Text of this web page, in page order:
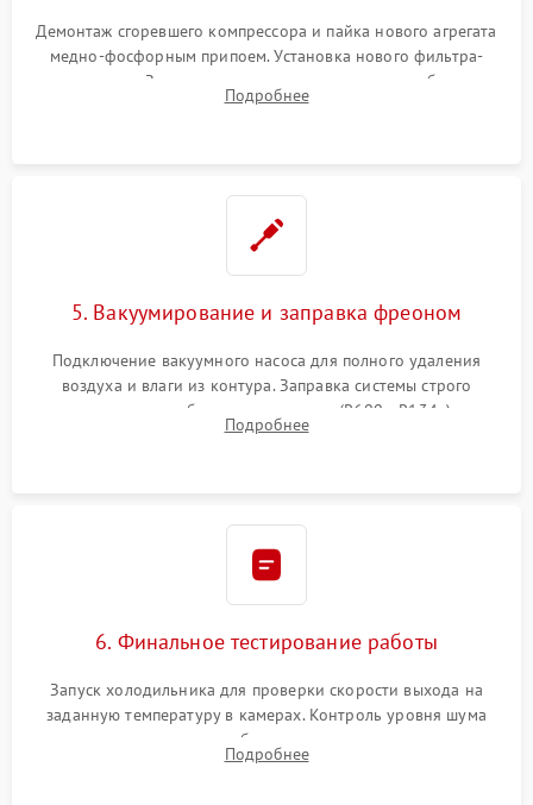
Демонтаж сгоревшего компрессора и пайка нового агрегата
медно-фосфорным припоем. Установка нового фильтра-
осушителя. Замена изношенных вентиляторов обдува,
сломанных заслонок или поврежденных дверных петель.
Подробнее
5. Вакуумирование и заправка фреоном
Подключение вакуумного насоса для полного удаления
воздуха и влаги из контура. Заправка системы строго
дозированным объемом хладагента (R600a, R134a) по
электронным весам. Контроль рабочего давления в системе.
Подробнее
6. Финальное тестирование работы
Запуск холодильника для проверки скорости выхода на
заданную температуру в камерах. Контроль уровня шума
компрессора, отсутствия обмерзания стенок и корректного
срабатывания системы автоматической оттайки.
Подробнее